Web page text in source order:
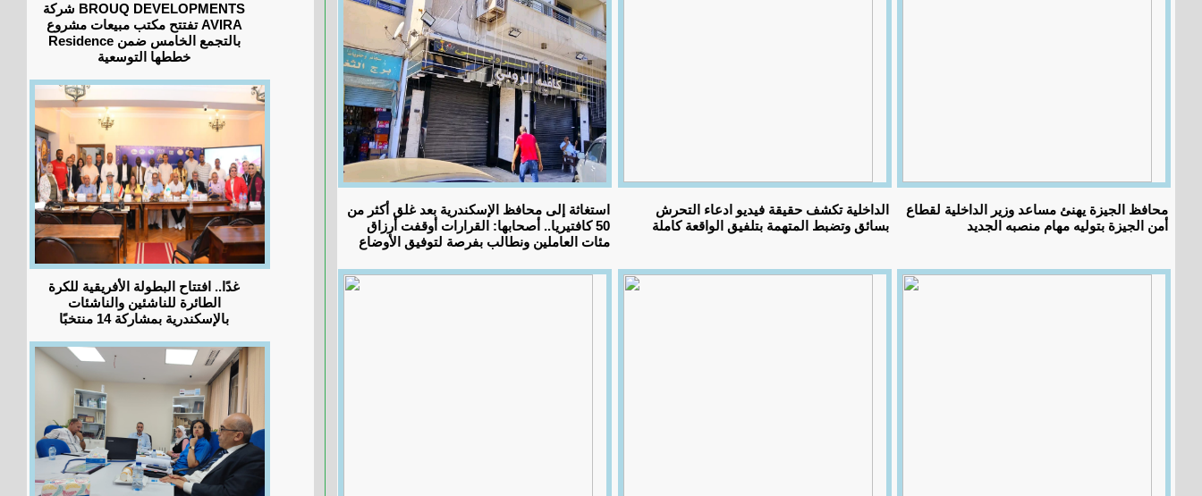
استغاثة إلى محافظ الإسكندرية بعد غلق أكثر من
50 كافتيريا.. أصحابها: القرارات أوقفت أرزاق
مئات العاملين ونطالب بفرصة لتوفيق الأوضاع
الداخلية تكشف حقيقة فيديو ادعاء التحرش
بسائق وتضبط المتهمة بتلفيق الواقعة كاملة
محافظ الجيزة يهنئ مساعد وزير الداخلية لقطاع
أمن الجيزة بتوليه مهام منصبه الجديد
شركة BROUQ DEVELOPMENTS
تفتتح مكتب مبيعات مشروع AVIRA
Residence بالتجمع الخامس ضمن
خططها التوسعية
غدًا.. افتتاح البطولة الأفريقية للكرة
الطائرة للناشئين والناشئات
بالإسكندرية بمشاركة 14 منتخبًا